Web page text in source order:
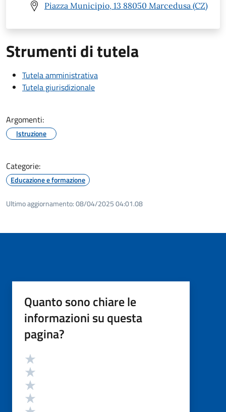
Piazza Municipio, 13 88050 Marcedusa (CZ)
Strumenti di tutela
Tutela amministrativa
Tutela giurisdizionale
Argomenti:
Istruzione
Categorie:
Educazione e formazione
Ultimo aggiornamento:08/04/2025 04:01.08
Quanto sono chiare le
informazioni su questa
pagina?
Valutazione